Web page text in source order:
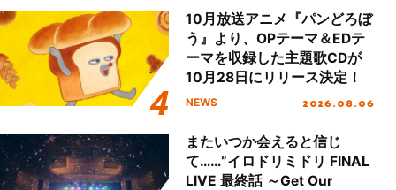
10月放送アニメ『パンどろぼ
う』より、OPテーマ＆EDテ
ーマを収録した主題歌CDが
10月28日にリリース決定！
NEWS 2026.08.06
またいつか会えると信じ
て……“イロドリミドリ FINAL
LIVE 最終話 ～Get Our